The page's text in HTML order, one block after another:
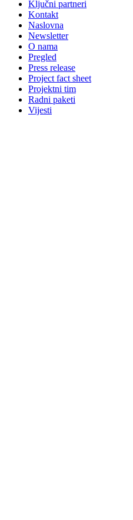
Ključni partneri
Kontakt
Naslovna
Newsletter
O nama
Pregled
Press release
Project fact sheet
Projektni tim
Radni paketi
Vijesti